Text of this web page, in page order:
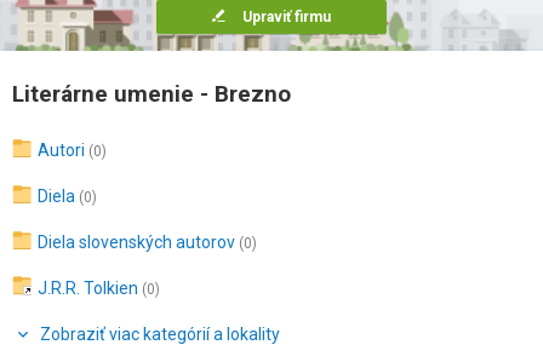
Upraviť firmu
Literárne umenie - Brezno
Autori (0)
Diela (0)
Diela slovenských autorov (0)
J.R.R. Tolkien (0)
Zobraziť viac kategórií a lokality